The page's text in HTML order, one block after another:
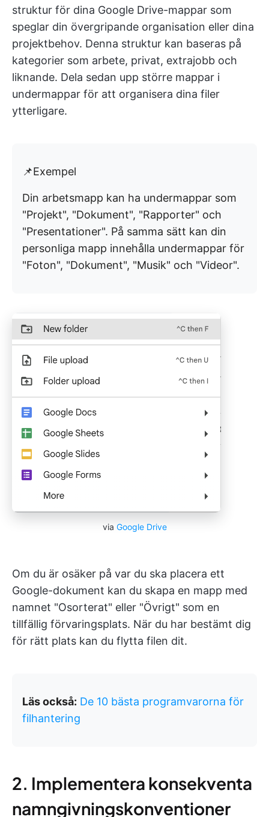
struktur för dina Google Drive-mappar som
speglar din övergripande organisation eller dina
projektbehov. Denna struktur kan baseras på
kategorier som arbete, privat, extrajobb och
liknande. Dela sedan upp större mappar i
undermappar för att organisera dina filer
ytterligare.
📌Exempel
Din arbetsmapp kan ha undermappar som
"Projekt", "Dokument", "Rapporter" och
"Presentationer". På samma sätt kan din
personliga mapp innehålla undermappar för
"Foton", "Dokument", "Musik" och "Videor".
via Google Drive
Om du är osäker på var du ska placera ett
Google-dokument kan du skapa en mapp med
namnet "Osorterat" eller "Övrigt" som en
tillfällig förvaringsplats. När du har bestämt dig
för rätt plats kan du flytta filen dit.
Läs också: De 10 bästa programvarorna för
filhantering
2. Implementera konsekventa
namngivningskonventioner